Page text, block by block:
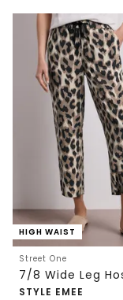
HIGH WAIST
Street One
STYLE EMEE